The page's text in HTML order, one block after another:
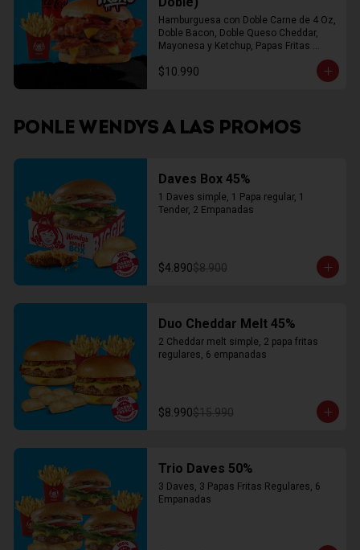
Hamburguesa con Doble Carne de 4 Oz,
Doble Bacon, Doble Queso Cheddar,
Mayonesa y Ketchup, Papas Fritas
$10.990
PONLE WENDYS A LAS PROMOS
Daves Box 45%
1 Daves simple, 1 Papa regular, 1
Tender, 2 Empanadas
$4.890$8.900
Duo Cheddar Melt 45%
2 Cheddar melt simple, 2 papa fritas
regulares, 6 empanadas
$8.990$15.990
Trio Daves 50%
3 Daves, 3 Papas Fritas Regulares, 6
Empanadas